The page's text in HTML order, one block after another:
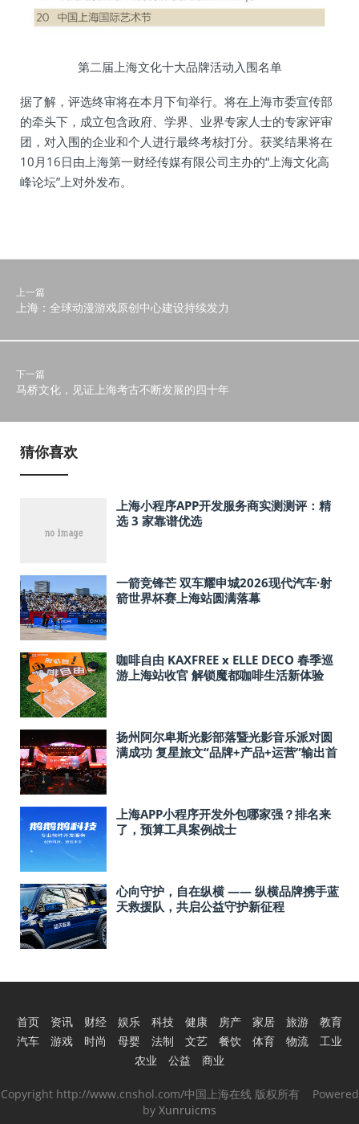
第二届上海文化十大品牌活动入围名单
据了解，评选终审将在本月下旬举行。将在上海市委宣传部
的牵头下，成立包含政府、学界、业界专家人士的专家评审
团，对入围的企业和个人进行最终考核打分。获奖结果将在
10月16日由上海第一财经传媒有限公司主办的“上海文化高
峰论坛”上对外发布。
上一篇
上海：全球动漫游戏原创中心建设持续发力
下一篇
马桥文化，见证上海考古不断发展的四十年
猜你喜欢
上海小程序APP开发服务商实测测评：精
选 3 家靠谱优选
一箭竞锋芒 双车耀申城2026现代汽车·射
箭世界杯赛上海站圆满落幕
咖啡自由 KAXFREE x ELLE DECO 春季巡
游上海站收官 解锁魔都咖啡生活新体验
扬州阿尔卑斯光影部落暨光影音乐派对圆
满成功 复星旅文“品牌+产品+运营”输出首
上海APP小程序开发外包哪家强？排名来
了，预算工具案例战士
心向守护，自在纵横 —— 纵横品牌携手蓝
天救援队，共启公益守护新征程
首页 资讯 财经 娱乐 科技 健康 房产 家居 旅游
教育
汽车
游戏 时尚 母婴 法制 文艺 餐饮 体育 物流
工业
农业
公益 商业
Copyright http://www.cnshol.com/中国上海在线 版权所有 Powered
by Xunruicms